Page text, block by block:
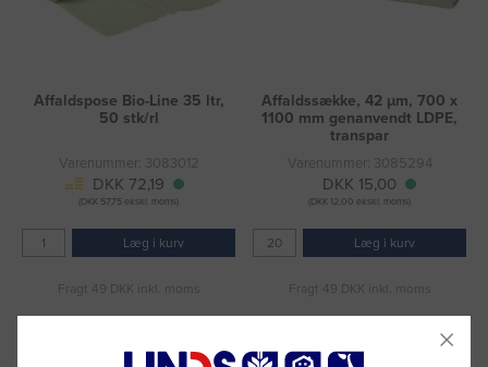
Affaldspose Bio-Line 35 ltr,
50 stk/rl
Varenummer: 3083012
DKK 72,19
(DKK 57,75 ekskl. moms)
Læg i kurv
Fragt 49 DKK inkl. moms
Affaldssække, 42 µm, 700 x
1100 mm genanvendt LDPE,
transpar
Varenummer: 3085294
DKK 15,00
(DKK 12,00 ekskl. moms)
Læg i kurv
Fragt 49 DKK inkl. moms